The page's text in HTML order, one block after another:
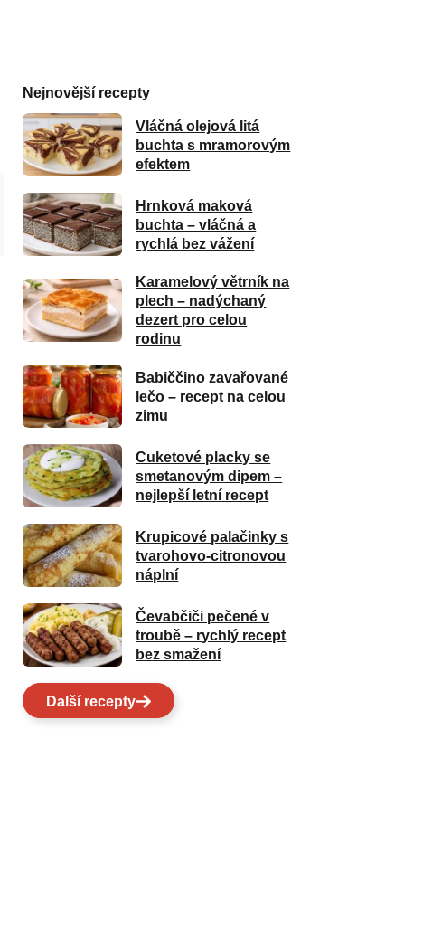
Nejnovější recepty
Vláčná olejová litá
buchta s mramorovým
efektem
Hrnková maková
buchta – vláčná a
rychlá bez vážení
Karamelový větrník na
plech – nadýchaný
dezert pro celou
rodinu
Babiččino zavařované
lečo – recept na celou
zimu
Cuketové placky se
smetanovým dipem –
nejlepší letní recept
Krupicové palačinky s
tvarohovo-citronovou
náplní
Čevabčiči pečené v
troubě – rychlý recept
bez smažení
Další recepty